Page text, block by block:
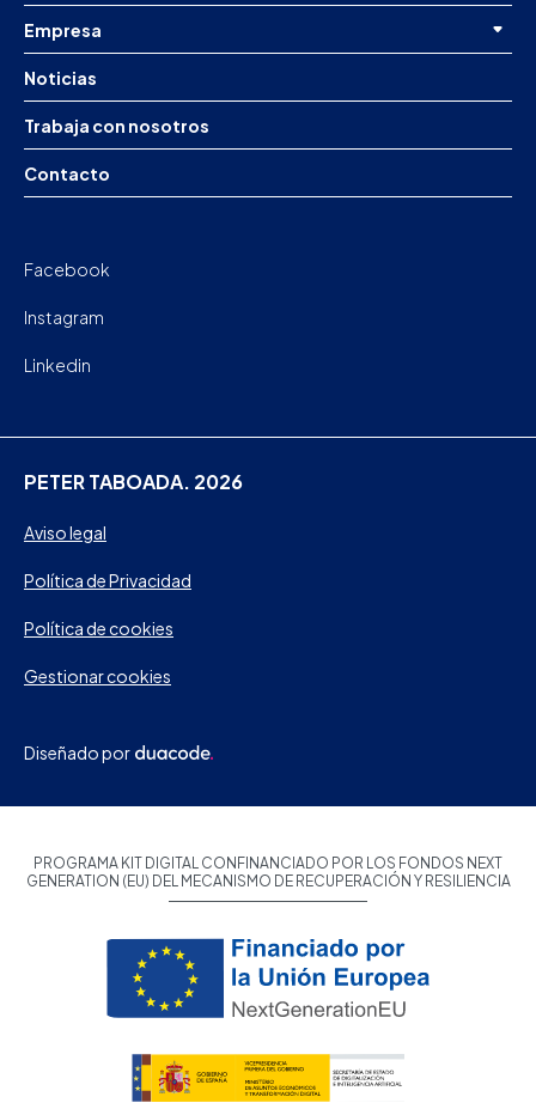
Empresa
Noticias
Trabaja con nosotros
Contacto
Facebook
Instagram
Linkedin
PETER TABOADA. 2026
Aviso legal
Política de Privacidad
Política de cookies
Gestionar cookies
Diseñado por
PROGRAMA KIT DIGITAL CONFINANCIADO POR LOS FONDOS NEXT
GENERATION (EU) DEL MECANISMO DE RECUPERACIÓN Y RESILIENCIA